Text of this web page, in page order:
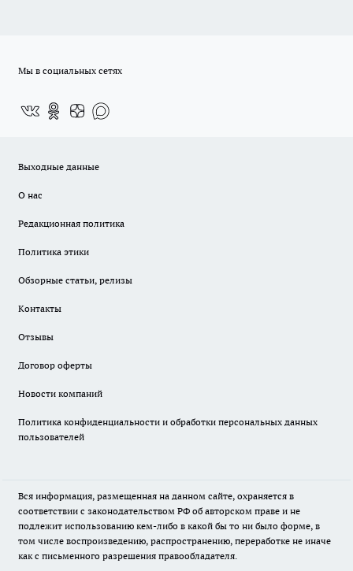
Мы в социальных сетях
Выходные данные
О нас
Редакционная политика
Политика этики
Обзорные статьи, релизы
Контакты
Отзывы
Договор оферты
Новости компаний
Политика конфиденциальности и обработки персональных данных
пользователей
Вся информация, размещенная на данном сайте, охраняется в
соответствии с законодательством РФ об авторском праве и не
подлежит использованию кем-либо в какой бы то ни было форме, в
том числе воспроизведению, распространению, переработке не иначе
как с письменного разрешения правообладателя.